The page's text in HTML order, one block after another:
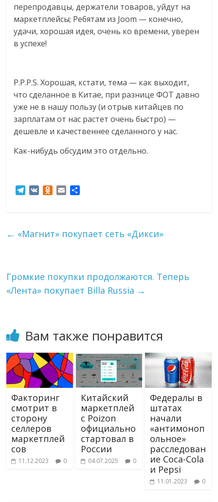
перепродавцы, держатели товаров, уйдут на
маркетплейсы; Ребятам из Joom — конечно,
удачи, хорошая идея, очень ко времени, уверен
в успехе!
P.P.P.S. Хорошая, кстати, тема — как выходит,
что сделанное в Китае, при разнице ФОТ давно
уже не в нашу пользу (и отрыв китайцев по
зарплатам от нас растет очень быстро) —
дешевле и качественнее сделанного у нас.
Как-нибудь обсудим это отдельно.
T
g
r
O
l
n
i
в
← «Магнит» покупает сеть «Дикси»
Громкие покупки продолжаются. Теперь
«Лента» покупает Billa Russia →
Вам также понравится
Факторинг
смотрит в
сторону
селлеров
маркетплей
сов
11.12.2023 0
Китайский
маркетплей
с Poizon
официально
стартовал в
России
04.07.2025 0
Федералы в
штатах
начали
«антимоноп
ольное»
расследован
ие Coca-Cola
и Pepsi
11.01.2023 0